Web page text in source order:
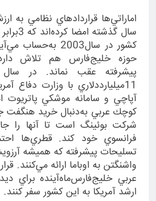
سال
كشور در سال2003
حوزه خليج‌فارس هم تلاش
پيشرفته عقب نماند. در سال
11ميليارددلاري با وزارت دفاع
آپاچي و سامانه موشكي پاتريوت
شركت بوئينگ است تا آنها را
فرانسوي خود كند. قطري‌ها
تسليحات پيشرفته كه هميشه
واشنگتن به اوباما ارائه مي‌كنند.
عربي خليج‌فارس‌ماه‌آينده براي
ارشد آمريكا به اين كشور سفر كنند.